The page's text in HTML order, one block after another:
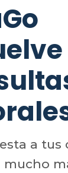
a tus
mucho